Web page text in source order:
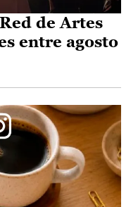
de Artes
entre agosto